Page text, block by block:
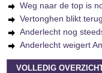
Weg naar de top is
Vertonghen blikt
Anderlecht nog
Anderlecht weigert
VOLLEDIG